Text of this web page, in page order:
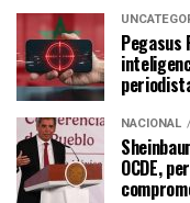
Pegasus
NACIONAL
OCDE,